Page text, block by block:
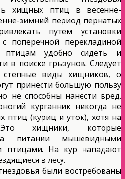
хищных птиц в весенне-
зимний период пернатых
путем установки
поперечной перекладиной
птицам удобно сидеть и
в поиске грызунов. Следует
степные виды хищников, о
принести большую пользу
не способны нанести вред.
курганник никогда не
птиц (куриц и уток), хотя на
хищники, которые
питании мышевидными
птицами. На кур нападают
в лесу.
были востребованы